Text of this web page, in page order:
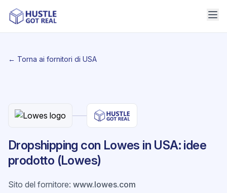
← Torna ai fornitori di USA
Dropshipping con Lowes in USA: idee
prodotto (Lowes)
Sito del fornitore: www.lowes.com